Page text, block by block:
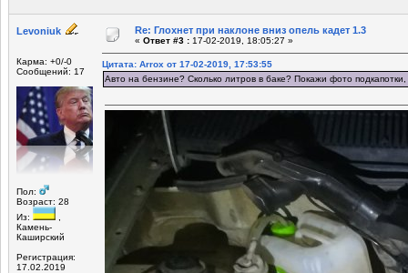
Levoniuk
Карма: +0/-0
Сообщений: 17
Пол:
Возраст: 28
Из:
Камень-
Каширский
Регистрация:
17.02.2019
Re: Глохнет при наклоне вниз опель кадет 1.3
« Ответ #3 : 17-02-2019, 18:05:27 »
Цитата: Arrox от 17-02-2019, 17:53:55
Авто на бензине? Сколько литров в баке? Покажи фото